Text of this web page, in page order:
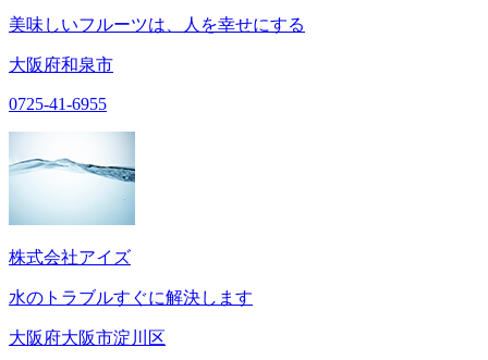
美味しいフルーツは、人を幸せにする
大阪府和泉市
0725-41-6955
株式会社アイズ
水のトラブルすぐに解決します
大阪府大阪市淀川区